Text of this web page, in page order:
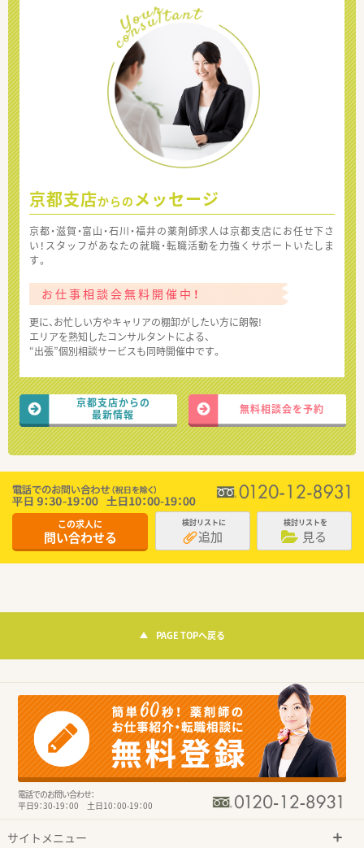
京都支店からの メッセージ
京都・滋賀・富山・石川・福井の薬剤師求人は京都支店にお任せ下さ
い！スタッフがあなたの就職・転職活動を力強くサポートいたしま
す。
お仕事相談会無料開催中！
更に、お忙しい方やキャリアの棚卸がしたい方に朗報!
エリアを熟知したコンサルタントによる、
“出張”個別相談サービスも同時開催中です。
京都支店からの
最新情報
無料相談会を予約
この求人に
問い合わせる
検討リストに
追加
検討リストを
見る
PAGE TOPへ戻る
電話でのお問い合わせ：
平日9：30-19：00 土日10：00-19：00
サイトメニュー